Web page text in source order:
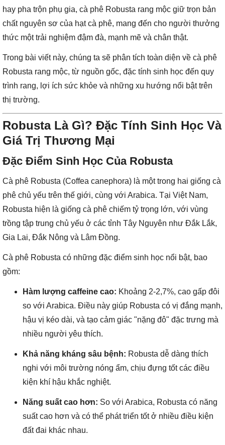
hay pha trộn phụ gia, cà phê Robusta rang mộc giữ trọn bản
chất nguyên sơ của hạt cà phê, mang đến cho người thưởng
thức một trải nghiệm đậm đà, mạnh mẽ và chân thật.
Trong bài viết này, chúng ta sẽ phân tích toàn diện về cà phê
Robusta rang mộc, từ nguồn gốc, đặc tính sinh học đến quy
trình rang, lợi ích sức khỏe và những xu hướng nổi bật trên
thị trường.
Robusta Là Gì? Đặc Tính Sinh Học Và
Giá Trị Thương Mại
Đặc Điểm Sinh Học Của Robusta
Cà phê Robusta (Coffea canephora) là một trong hai giống cà
phê chủ yếu trên thế giới, cùng với Arabica. Tại Việt Nam,
Robusta hiện là giống cà phê chiếm tỷ trọng lớn, với vùng
trồng tập trung chủ yếu ở các tỉnh Tây Nguyên như Đắk Lắk,
Gia Lai, Đắk Nông và Lâm Đồng.
Cà phê Robusta có những đặc điểm sinh học nổi bật, bao
gồm:
Hàm lượng caffeine cao: Khoảng 2-2,7%, cao gấp đôi
so với Arabica. Điều này giúp Robusta có vị đắng mạnh,
hậu vị kéo dài, và tạo cảm giác "nặng đô" đặc trưng mà
nhiều người yêu thích.
Khả năng kháng sâu bệnh: Robusta dễ dàng thích
nghi với môi trường nóng ẩm, chịu đựng tốt các điều
kiện khí hậu khắc nghiệt.
Năng suất cao hơn: So với Arabica, Robusta có năng
suất cao hơn và có thể phát triển tốt ở nhiều điều kiện
đất đai khác nhau.